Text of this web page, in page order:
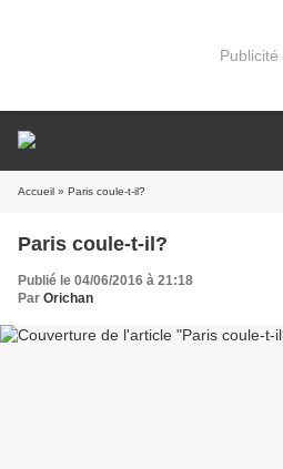
Publicité
Accueil » Paris coule-t-il?
Paris coule-t-il?
Publié le 04/06/2016 à 21:18
Par Orichan